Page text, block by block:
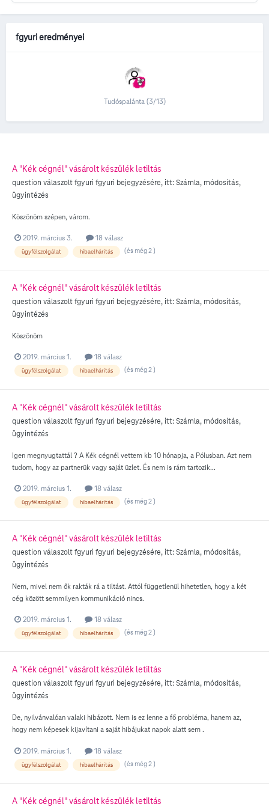
fgyuri eredményei
Tudóspalánta (3/13)
A "Kék cégnél" vásárolt készülék letiltás
question válaszoltfgyuri fgyuri bejegyzésére, itt:Számla, módosítás,
ügyintézés
Köszönöm szépen, várom.
2019. március 3. 18 válasz
ügyfélszolgálat hibaelhárítás (és még 2 )
A "Kék cégnél" vásárolt készülék letiltás
question válaszoltfgyuri fgyuri bejegyzésére, itt:Számla, módosítás,
ügyintézés
Köszönöm
2019. március 1. 18 válasz
ügyfélszolgálat hibaelhárítás (és még 2 )
A "Kék cégnél" vásárolt készülék letiltás
question válaszoltfgyuri fgyuri bejegyzésére, itt:Számla, módosítás,
ügyintézés
Igen megnyugtattál ? A Kék cégnél vettem kb 10 hónapja, a Pólusban. Azt nem
tudom, hogy az partnerük vagy saját üzlet. És nem is rám tartozik...
2019. március 1. 18 válasz
ügyfélszolgálat hibaelhárítás (és még 2 )
A "Kék cégnél" vásárolt készülék letiltás
question válaszoltfgyuri fgyuri bejegyzésére, itt:Számla, módosítás,
ügyintézés
Nem, mivel nem ők rakták rá a tiltást. Attól függetlenül hihetetlen, hogy a két
cég között semmilyen kommunikáció nincs.
2019. március 1. 18 válasz
ügyfélszolgálat hibaelhárítás (és még 2 )
A "Kék cégnél" vásárolt készülék letiltás
question válaszoltfgyuri fgyuri bejegyzésére, itt:Számla, módosítás,
ügyintézés
De, nyilvánvalóan valaki hibázott. Nem is ez lenne a fő probléma, hanem az,
hogy nem képesek kijavítani a saját hibájukat napok alatt sem .
2019. március 1. 18 válasz
ügyfélszolgálat hibaelhárítás (és még 2 )
A "Kék cégnél" vásárolt készülék letiltás